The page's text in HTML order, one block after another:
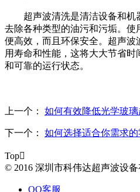
超声波清洗是清洁设备和
去除各种类型的油污和污垢。
便高效，而且环保安全。超声
用寿命和性能，这将大大节省
和可靠的运行状态。
上一个： 如何有效降低光学玻
下一个： 如何选择适合你需求的
Top
© 2016 深圳市科伟达超声波设
QQ客服